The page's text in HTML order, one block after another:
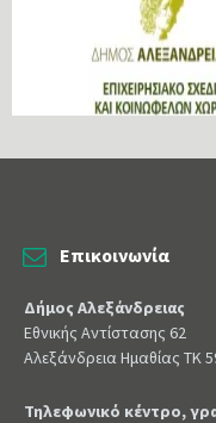
Επικοινωνία
Δήμος Αλεξάνδρειας
Εθνικής Αντίστασης 62
Αλεξάνδρεια Ημαθίας ΤΚ
Τηλεφωνικό κέντρο,